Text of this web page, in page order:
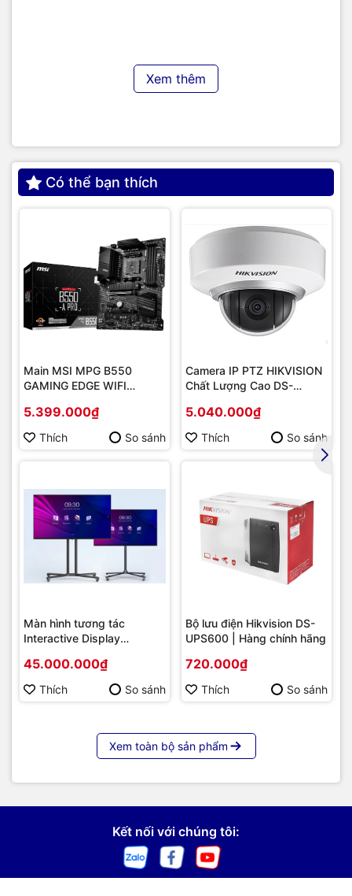
Xem thêm
Có thể bạn thích
Main MSI MPG B550
GAMING EDGE WIFI
Socket AM4/ VGA
onboard)
5.399.000₫
Thích So sánh
Camera IP PTZ HIKVISION
Chất Lượng Cao DS-
5.040.000₫
Thích So sánh
Màn hình tương tác
Interactive Display
86 | Cấu hình cao cấp |
Hàng chính hãng
45.000.000₫
Thích So sánh
Bộ lưu điện Hikvision DS-
UPS600 | Hàng chính hãng
720.000₫
Thích So sánh
Xem toàn bộ sản phẩm
Kết nối với chúng tôi: